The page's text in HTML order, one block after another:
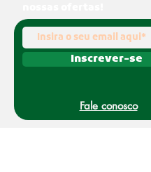
Inscrever-se
Fale conosco